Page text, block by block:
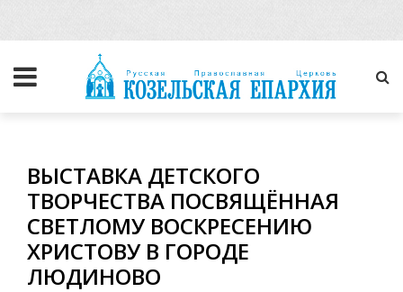
ВЫСТАВКА ДЕТСКОГО
ТВОРЧЕСТВА ПОСВЯЩЁННАЯ
СВЕТЛОМУ ВОСКРЕСЕНИЮ
ХРИСТОВУ В ГОРОДЕ
ЛЮДИНОВО